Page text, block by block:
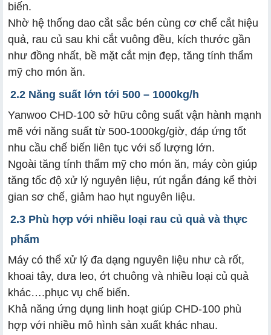
biến.
Nhờ hệ thống dao cắt sắc bén cùng cơ chế cắt hiệu
quả, rau củ sau khi cắt vuông đều, kích thước gần
như đồng nhất, bề mặt cắt mịn đẹp, tăng tính thẩm
mỹ cho món ăn.
2.2 Năng suất lớn tới 500 – 1000kg/h
Yanwoo CHD-100 sở hữu công suất vận hành mạnh
mẽ với năng suất từ 500-1000kg/giờ, đáp ứng tốt
nhu cầu chế biến liên tục với số lượng lớn.
Ngoài tăng tính thẩm mỹ cho món ăn, máy còn giúp
tăng tốc độ xử lý nguyên liệu, rút ngắn đáng kể thời
gian sơ chế, giảm hao hụt nguyên liệu.
2.3 Phù hợp với nhiều loại rau củ quả và thực
phẩm
Máy có thể xử lý đa dạng nguyên liệu như cà rốt,
khoai tây, dưa leo, ớt chuông và nhiều loại củ quả
khác….phục vụ chế biến.
Khả năng ứng dụng linh hoạt giúp CHD-100 phù
hợp với nhiều mô hình sản xuất khác nhau.